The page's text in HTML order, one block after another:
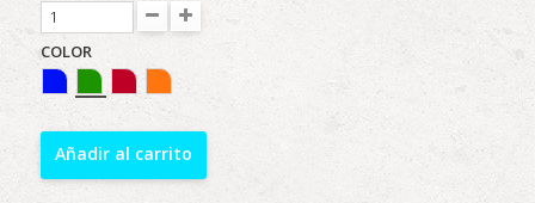
COLOR
Añadir al carrito